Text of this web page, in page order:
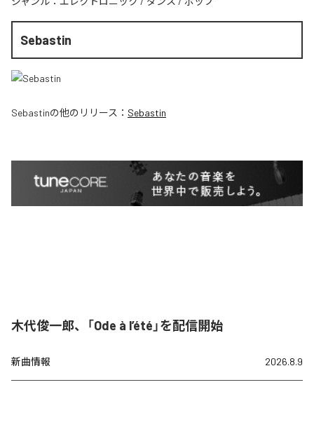
Sebastin
Sebastinの他のリリース： Sebastin
木代俊一郎、「Ode à l’été」を配信開始
新曲情報 2026.8.9